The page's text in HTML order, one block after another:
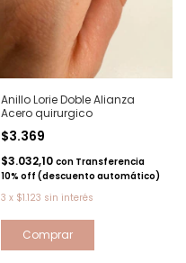
Anillo Lorie Doble Alianza
Acero quirurgico
$3.369
$3.032,10 con Transferencia
10% off (descuento automático)
3 x $1.123 sin interés
Comprar